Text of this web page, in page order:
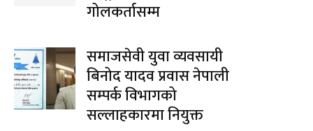
गोलकर्तासम्म
समाजसेवी युवा व्यवसायी
बिनोद यादव प्रवास नेपाली
सम्पर्क विभागको
सल्लाहकारमा नियुक्त